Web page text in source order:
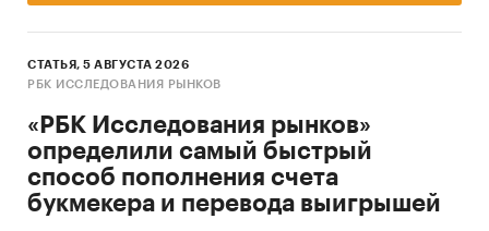
СТАТЬЯ, 5 АВГУСТА 2026
РБК ИССЛЕДОВАНИЯ РЫНКОВ
«РБК Исследования рынков»
определили самый быстрый
способ пополнения счета
букмекера и перевода выигрышей